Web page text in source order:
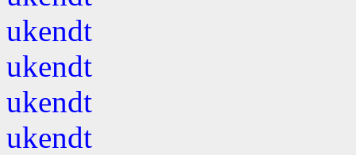
ukendt
ukendt
ukendt
ukendt